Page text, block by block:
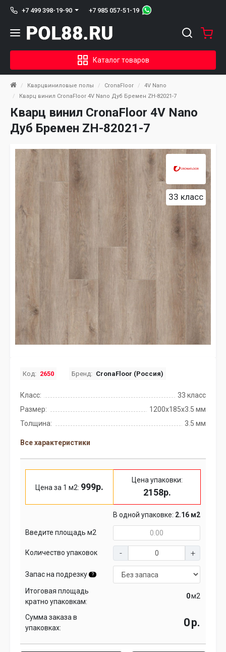
+7 499 398-19-90 +7 985 057-51-19
Каталог товаров
Кварцвиниловые полы CronaFloor
4V Nano
Кварц винил CronaFloor 4V Nano Дуб Бремен ZH-82021-7
Кварц винил CronaFloor 4V Nano
Дуб Бремен ZH-82021-7
33 класс
Код: 2650 Бренд: CronaFloor (Россия)
Класс:
33 класс
Размер:
1200х185х3.5 мм
Толщина:
3.5 мм
Все характеристики
Цена за 1 м2: 999р.
Цена упаковки:
2158р.
В одной упаковке: 2.16 м2
Введите площадь м2
Количество упаковок
Запас на подрезку ?
Итоговая площадь
кратно упаковкам:
м2
Сумма заказа в
упаковках:
р.